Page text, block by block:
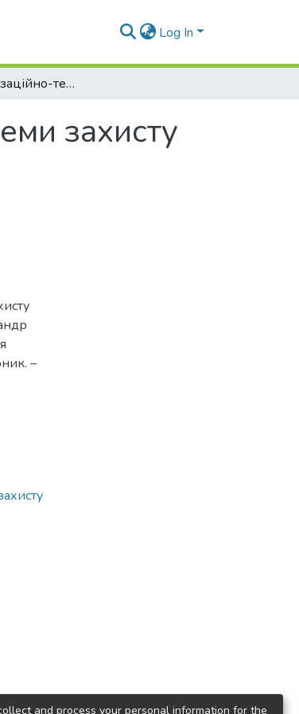
Log In
Аналіз організаційно-технічних аспектів системи захисту інформації в банківській галузі України
захисту
–
and process your personal information for the